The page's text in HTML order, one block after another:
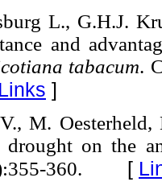
L., G.H.J.
and
tabacum.
Links ]
M.
drought on the
360. [